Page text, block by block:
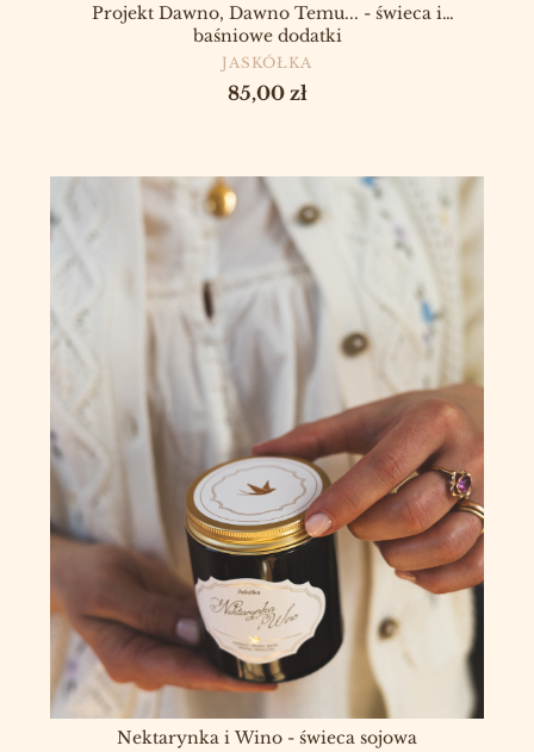
Projekt Dawno, Dawno Temu... - świeca i
baśniowe dodatki
PRODUCENT
JASKÓŁKA
Cena
85,00 zł
Nektarynka i Wino - świeca sojowa